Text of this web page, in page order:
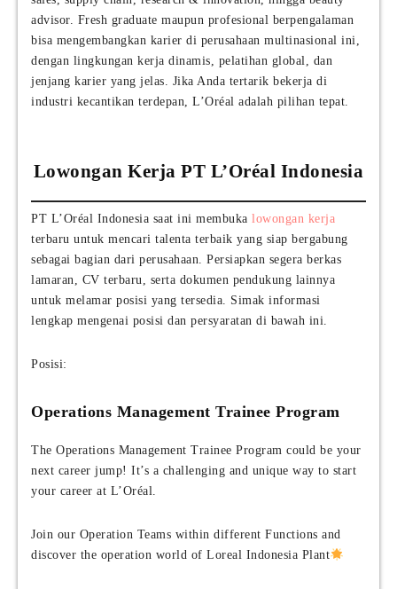
advisor. Fresh graduate maupun profesional berpengalaman
bisa mengembangkan karier di perusahaan multinasional ini,
dengan lingkungan kerja dinamis, pelatihan global, dan
jenjang karier yang jelas. Jika Anda tertarik bekerja di
industri kecantikan terdepan, L’Oréal adalah pilihan tepat.
Lowongan Kerja PT L’Oréal Indonesia
PT L’Oréal Indonesia saat ini membuka lowongan kerja
terbaru untuk mencari talenta terbaik yang siap bergabung
sebagai bagian dari perusahaan. Persiapkan segera berkas
lamaran, CV terbaru, serta dokumen pendukung lainnya
untuk melamar posisi yang tersedia. Simak informasi
lengkap mengenai posisi dan persyaratan di bawah ini.
Posisi:
Operations Management Trainee Program
The Operations Management Trainee Program could be your
next career jump! It’s a challenging and unique way to start
your career at L’Oréal.
Join our Operation Teams within different Functions and
discover the operation world of Loreal Indonesia Plant